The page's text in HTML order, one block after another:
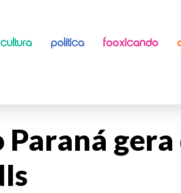
CULTURA POLÍTICA FOOXICANDO